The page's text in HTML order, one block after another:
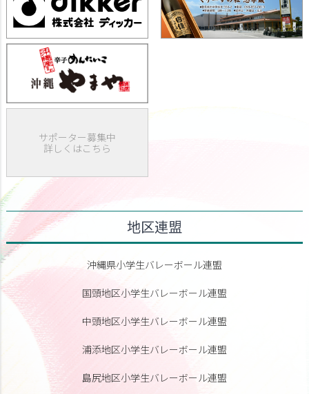
サポーター募集中
詳しくはこちら
地区連盟
沖縄県小学生バレーボール連盟
国頭地区小学生バレーボール連盟
中頭地区小学生バレーボール連盟
浦添地区小学生バレーボール連盟
島尻地区小学生バレーボール連盟